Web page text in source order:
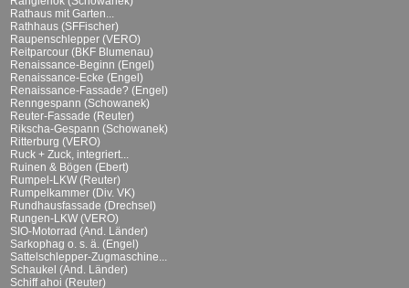
Rathaus mit Garten...
Rathhaus (SFFischer)
Raupenschlepper (VERO)
Reitparcour (BKF Blumenau)
Renaissance-Beginn (Engel)
Renaissance-Ecke (Engel)
Renaissance-Fassade? (Engel)
Renngespann (Schowanek)
Reuter-Fassade (Reuter)
Rikscha-Gespann (Schowanek)
Ritterburg (VERO)
Ruck + Zuck, integriert...
Ruinen & Bögen (Ebert)
Rumpel-LKW (Reuter)
Rumpelkammer (Div. VK)
Rundhausfassade (Drechsel)
Rungen-LKW (VERO)
SIO-Motorrad (And. Länder)
Sarkophag o. s. ä. (Engel)
Sattelschlepper-Zugmaschine...
Schaukel (And. Länder)
Schiff ahoi (Reuter)